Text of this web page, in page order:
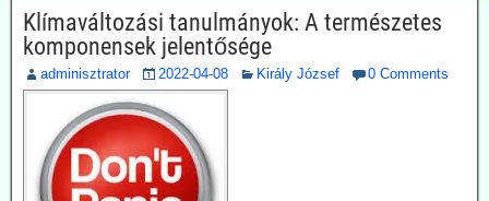
Klímaváltozási tanulmányok: A természetes
komponensek jelentősége
adminisztrator 2022-04-08 Király József 0 Comments